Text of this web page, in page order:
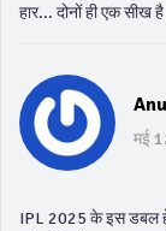
हार... दोनों ही एक
मई
IPL 2025 के इस डबल